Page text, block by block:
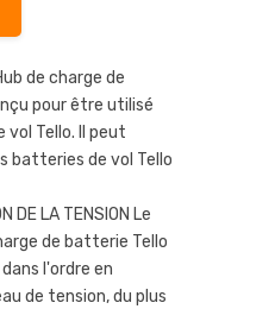
de charge de
pour être utilisé
Tello. Il peut
batteries de vol Tello
DE LA TENSION Le
de batterie Tello
l'ordre en
de tension, du plus